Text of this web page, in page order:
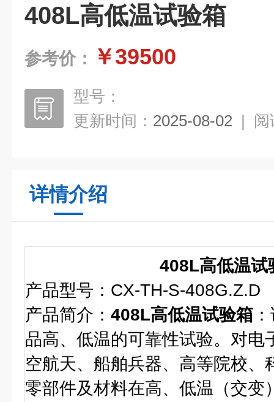
408L高低温试验箱
参考价： ￥39500
型号：
更新时间： 2025-08-02 | 阅
详情介绍
408L高低温试
产品型号：CX-TH-S-408G.Z.D
产品简介： 408L高低温试验箱
品高、低温的可靠性试验。对电
空航天、船舶兵器、高等院校、
零部件及材料在高、低温（交变